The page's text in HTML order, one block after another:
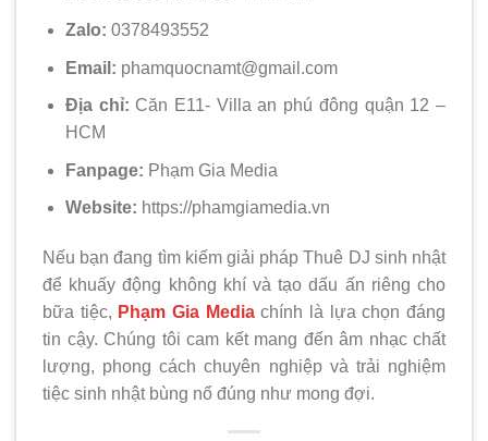
Zalo: 0378493552
Email: phamquocnamt@gmail.com
Địa chỉ: Căn E11- Villa an phú đông quận 12 –
HCM
Fanpage: Phạm Gia Media
Website: https://phamgiamedia.vn
Nếu bạn đang tìm kiếm giải pháp Thuê DJ sinh nhật
để khuấy động không khí và tạo dấu ấn riêng cho
bữa tiệc, Phạm Gia Mediachính là lựa chọn đáng
tin cậy. Chúng tôi cam kết mang đến âm nhạc chất
lượng, phong cách chuyên nghiệp và trải nghiệm
tiệc sinh nhật bùng nổ đúng như mong đợi.